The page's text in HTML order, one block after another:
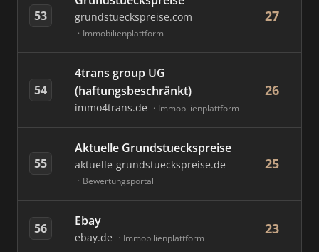
53 grundstueckspreise.com
Immobilienplattform
27
54
4trans group UG
(haftungsbeschränkt)
immo4trans.de Immobilienplattform
26
55
Aktuelle Grundstueckspreise
aktuelle-grundstueckspreise.de
Bewertungsportal
25
56 Ebay
ebay.de Immobilienplattform
23